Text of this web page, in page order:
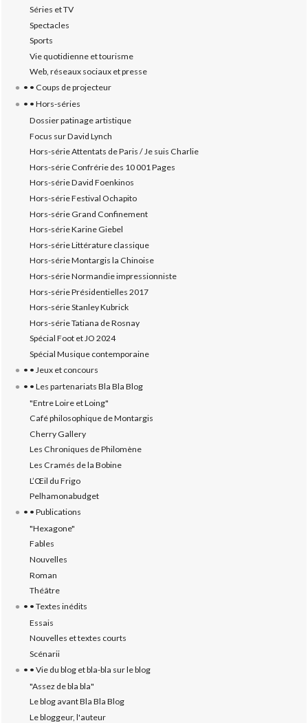
Séries et TV
Spectacles
Sports
Vie quotidienne et tourisme
Web, réseaux sociaux et presse
• • Coups de projecteur
• • Hors-séries
Dossier patinage artistique
Focus sur David Lynch
Hors-série Attentats de Paris / Je suis Charlie
Hors-série Confrérie des 10 001 Pages
Hors-série David Foenkinos
Hors-série Festival Ochapito
Hors-série Grand Confinement
Hors-série Karine Giebel
Hors-série Littérature classique
Hors-série Montargis la Chinoise
Hors-série Normandie impressionniste
Hors-série Présidentielles 2017
Hors-série Stanley Kubrick
Hors-série Tatiana de Rosnay
Spécial Foot et JO 2024
Spécial Musique contemporaine
• • Jeux et concours
• • Les partenariats Bla Bla Blog
"Entre Loire et Loing"
Café philosophique de Montargis
Cherry Gallery
Les Chroniques de Philomène
Les Cramés de la Bobine
L’‎Œil du Frigo
Pelhamonabudget
• • Publications
"Hexagone"
Fables
Nouvelles
Roman
Théâtre
• • Textes inédits
Essais
Nouvelles et textes courts
Scénarii
• • Vie du blog et bla-bla sur le blog
"Assez de bla bla"
Le blog avant Bla Bla Blog
Le bloggeur, l'auteur